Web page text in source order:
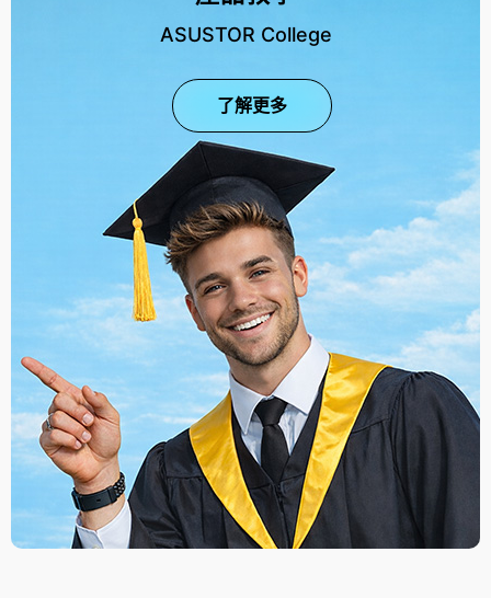
ASUSTOR College
了解更多